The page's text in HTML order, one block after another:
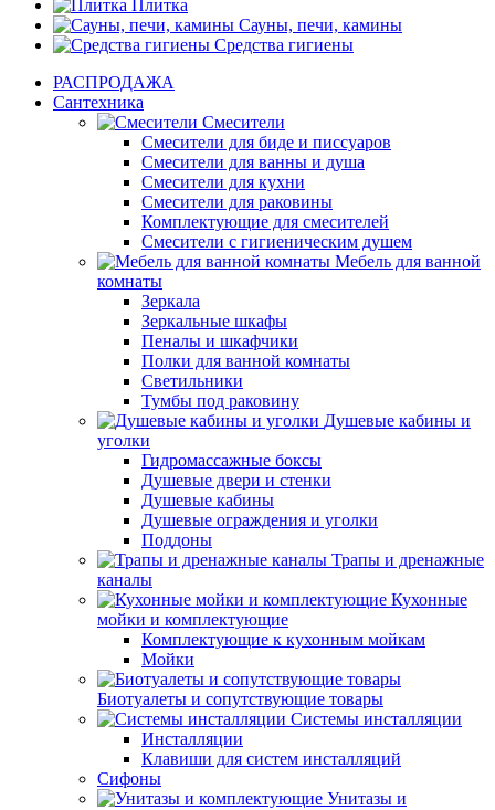
Плитка
Сауны, печи, камины
Средства гигиены
РАСПРОДАЖА
Сантехника
Смесители
Смесители для биде и писсуаров
Смесители для ванны и душа
Смесители для кухни
Смесители для раковины
Комплектующие для смесителей
Смесители с гигиеническим душем
Мебель для ванной
комнаты
Зеркала
Зеркальные шкафы
Пеналы и шкафчики
Полки для ванной комнаты
Светильники
Тумбы под раковину
Душевые кабины и
уголки
Гидромассажные боксы
Душевые двери и стенки
Душевые кабины
Душевые ограждения и уголки
Поддоны
Трапы и дренажные
каналы
Кухонные
мойки и комплектующие
Комплектующие к кухонным мойкам
Мойки
Биотуалеты и сопутствующие товары
Системы инсталляции
Инсталляции
Клавиши для систем инсталляций
Сифоны
Унитазы и